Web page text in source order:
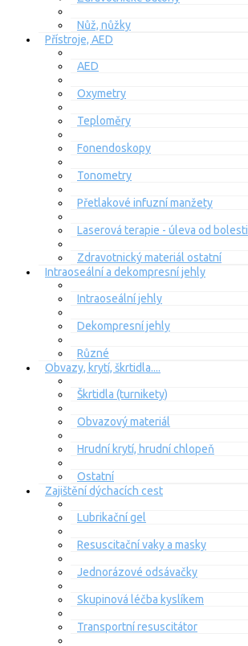
Nůž, nůžky
Přístroje, AED
AED
Oxymetry
Teploměry
Fonendoskopy
Tonometry
Přetlakové infuzní manžety
Laserová terapie - úleva od bolesti
Zdravotnický materiál ostatní
Intraoseální a dekompresní jehly
Intraoseální jehly
Dekompresní jehly
Různé
Obvazy, krytí, škrtidla....
Škrtidla (turnikety)
Obvazový materiál
Hrudní krytí, hrudní chlopeň
Ostatní
Zajištění dýchacích cest
Lubrikační gel
Resuscitační vaky a masky
Jednorázové odsávačky
Skupinová léčba kyslíkem
Transportní resuscitátor